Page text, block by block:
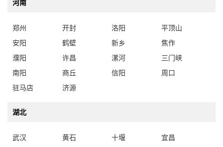
河南
郑州 开封 洛阳
平顶山
安阳
鹤壁 新乡
焦作
濮阳
许昌 漯河
三门峡
南阳
商丘 信阳
周口
驻马店
济源
湖北
武汉 黄石 十堰
宜昌